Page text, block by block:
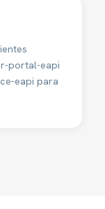
portal-eapi
eapi para